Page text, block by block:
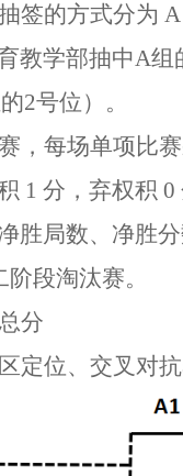
签的方式分为
教学部抽中A组
2号位）。
，每场单项比
1 分，弃权积
胜局数、净胜分
段淘汰赛。
分
定位、交叉对